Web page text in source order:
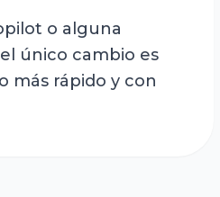
o alguna
único cambio es
más rápido y con